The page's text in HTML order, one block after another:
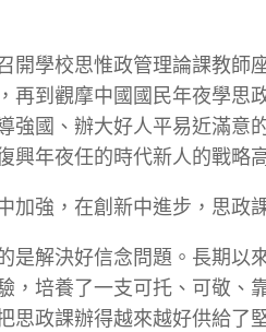
開學校思惟政管理論課教師
再到觀摩中國國民年夜學思
強國、辦大好人平易近滿意
興年夜任的時代新人的戰略
加強，在創新中進步，思政
是解決好信念問題。長期以
，培養了一支可托、可敬、
思政課辦得越來越好供給了